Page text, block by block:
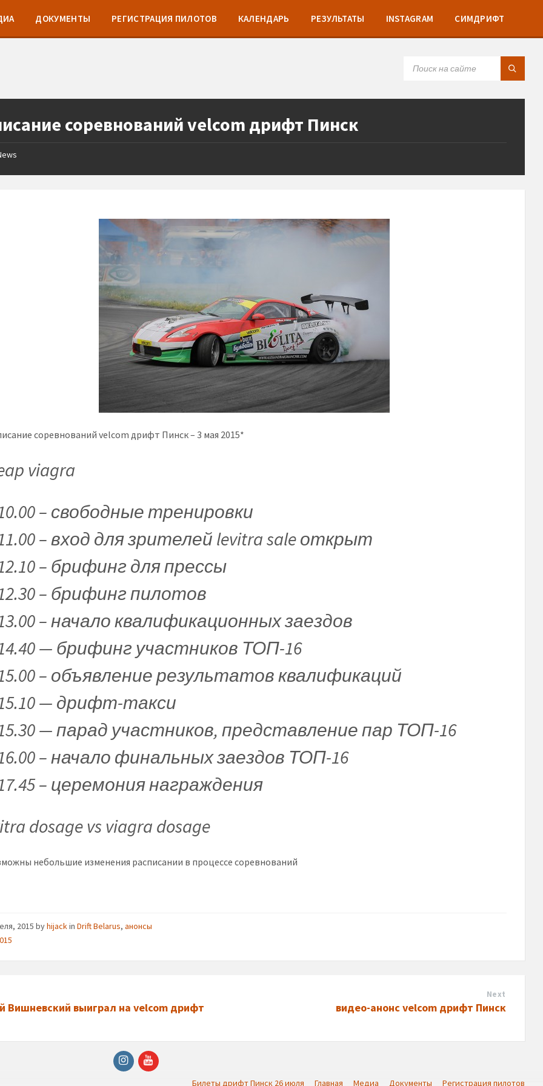
ДОКУМЕНТЫ РЕГИСТРАЦИЯ ПИЛОТОВ КАЛЕНДАРЬ РЕЗУЛЬТАТЫ INSTAGRAM СИМДРИФТ
соревнований velcom дрифт Пинск
соревнований velcom дрифт Пинск – 3 мая 2015*
viagra
– свободные тренировки
– вход для зрителей levitra saleоткрыт
– брифинг для прессы
– брифинг пилотов
– начало квалификационных заездов
— брифинг участников ТОП-16
– объявление результатов квалификаций
— дрифт-такси
— парад участников, представление пар ТОП-16
– начало финальных заездов ТОП-16
– церемония награждения
dosage vs viagra dosage
небольшие изменения расписании в процессе соревнований
2015byhijackinDrift Belarus,анонсы
Вишневский выиграл на velcom дрифт
Next
видео-анонс velcom дрифт Пинск
InstagramYouTube
Билеты дрифт Пинск 26 июля Главная Медиа Документы Регистрация пилотов